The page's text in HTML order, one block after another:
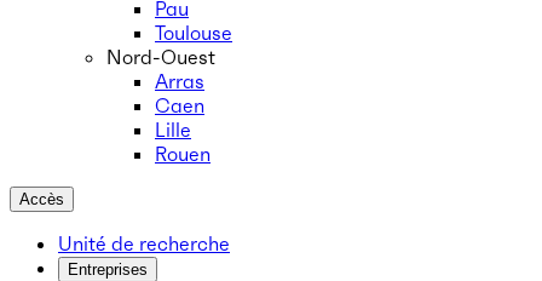
Pau
Toulouse
Nord-Ouest
Arras
Caen
Lille
Rouen
Accès
Unité de recherche
Entreprises